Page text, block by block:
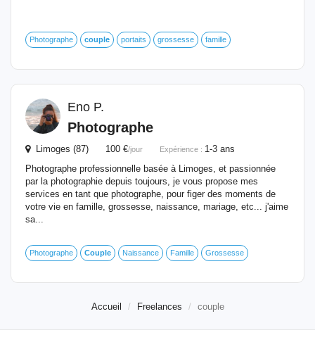
Photographe couple portaits grossesse famille
Eno P.
Photographe
Limoges (87) 100 €/jour Expérience : 1-3 ans
Photographe professionnelle basée à Limoges, et passionnée
par la photographie depuis toujours, je vous propose mes
services en tant que photographe, pour figer des moments de
votre vie en famille, grossesse, naissance, mariage, etc... j'aime
sa...
Photographe Couple Naissance Famille Grossesse
Accueil Freelances couple